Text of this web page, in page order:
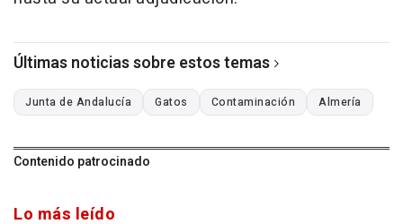
Últimas noticias sobre estos temas
Junta de Andalucía Gatos Contaminación Almería
Contenido patrocinado
Lo más leído